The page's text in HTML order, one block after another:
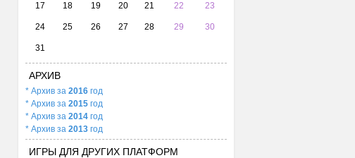
17 18 19 20 21 22 23
24 25 26 27 28 29 30
31
АРХИВ
* Архив за 2016 год
* Архив за 2015 год
* Архив за 2014 год
* Архив за 2013 год
ИГРЫ ДЛЯ ДРУГИХ ПЛАТФОРМ